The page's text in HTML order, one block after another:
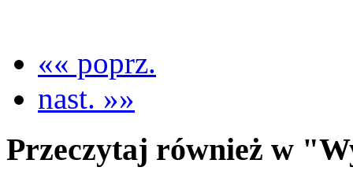
«« poprz.
nast. »»
Przeczytaj również w